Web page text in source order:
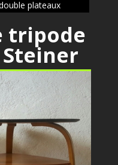
plateaux
tripode